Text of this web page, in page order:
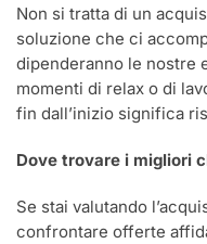
Non si tratta di un
soluzione che ci
dipenderanno le nostre
momenti di relax o di
fin dall’inizio significa
Dove trovare i migliori
Se stai valutando
confrontare offerte